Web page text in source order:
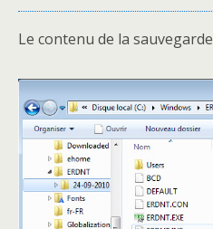
Le contenu de la sauvegarde